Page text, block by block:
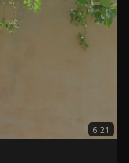
6:21